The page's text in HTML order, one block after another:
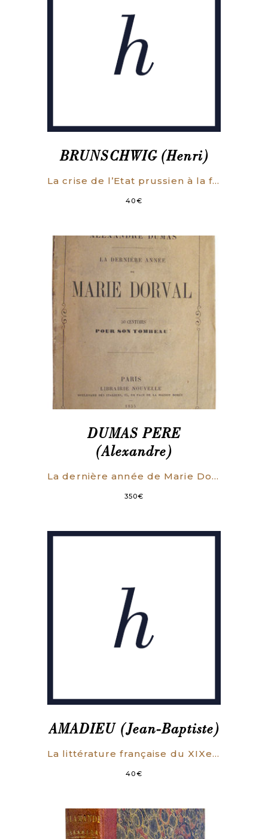
BRUNSCHWIG (Henri)
La crise de l’Etat prussien à la fin du 18e siècle et la genèse de la mentalité romantique.
40€
DUMAS PERE
(Alexandre)
La dernière année de Marie Dorval.
350€
AMADIEU (Jean-Baptiste)
La littérature française du XIXe siècle mise à l’index. Les procédures.
40€